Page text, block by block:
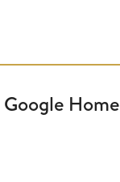
Google Home